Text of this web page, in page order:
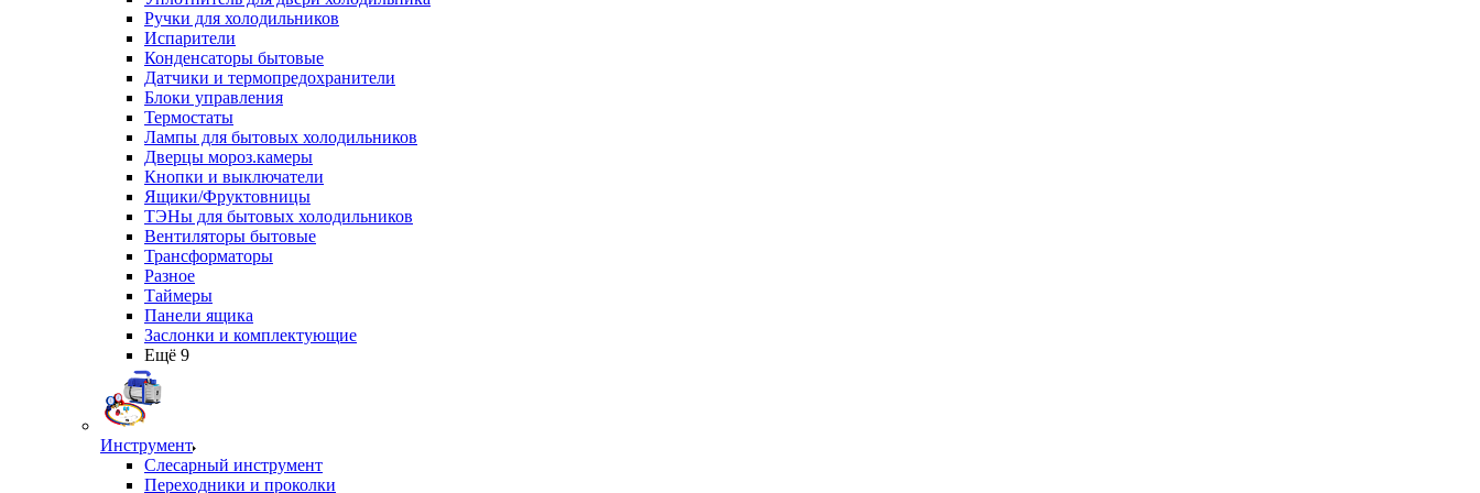
Ручки для холодильников
Испарители
Конденсаторы бытовые
Датчики и термопредохранители
Блоки управления
Термостаты
Лампы для бытовых холодильников
Дверцы мороз.камеры
Кнопки и выключатели
Ящики/Фруктовницы
ТЭНы для бытовых холодильников
Вентиляторы бытовые
Трансформаторы
Разное
Таймеры
Панели ящика
Заслонки и комплектующие
Ещё 9
Инструмент
Слесарный инструмент
Переходники и проколки